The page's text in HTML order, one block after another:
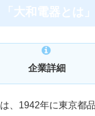
「大和電器とは」
企業詳細
は、1942年に東京都